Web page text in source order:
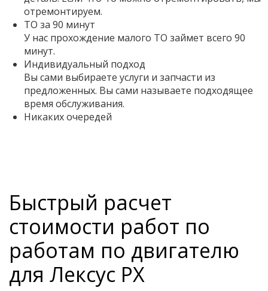
отремонтируем.
ТО за 90 минут
У нас прохождение малого ТО займет всего 90
минут.
Индивидуальный подход
Вы сами выбираете услуги и запчасти из
предложенных. Вы сами называете подходящее
время обслуживания.
Никаких очередей
Быстрый расчет
стоимости работ по
работам по двигателю
для Лексус РХ